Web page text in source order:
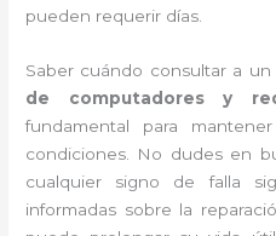
pueden requerir días.
Saber cuándo consultar a
de computadores y
fundamental para
condiciones. No dudes en
cualquier signo de falla
informadas sobre la